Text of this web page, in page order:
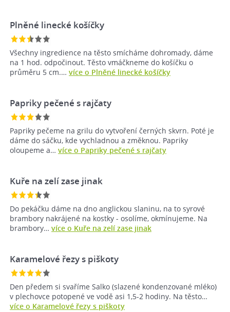
Plněné linecké košíčky
Všechny ingredience na těsto smícháme dohromady, dáme
na 1 hod. odpočinout. Těsto vmáčkneme do košíčku o
průměru 5 cm.… více o Plněné linecké košíčky
Papriky pečené s rajčaty
Papriky pečeme na grilu do vytvoření černých skvrn. Poté je
dáme do sáčku, kde vychladnou a změknou. Papriky
oloupeme a… více o Papriky pečené s rajčaty
Kuře na zelí zase jinak
Do pekáčku dáme na dno anglickou slaninu, na to syrové
brambory nakrájené na kostky - osolíme, okmínujeme. Na
brambory… více o Kuře na zelí zase jinak
Karamelové řezy s piškoty
Den předem si svaříme Salko (slazené kondenzované mléko)
v plechovce potopené ve vodě asi 1,5-2 hodiny. Na těsto…
více o Karamelové řezy s piškoty